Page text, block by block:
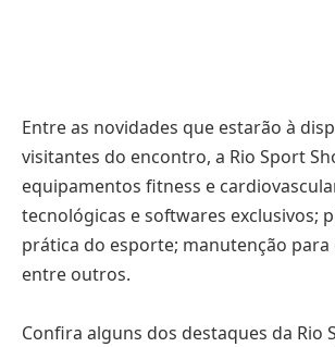
Entre as novidades que estarão à
visitantes do encontro, a Rio Sport
equipamentos fitness e
tecnológicas e softwares exclusivos;
prática do esporte; manutenção
entre outros.
Confira alguns dos destaques da Rio